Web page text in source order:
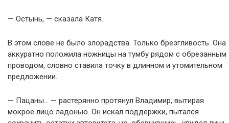
— Остынь, — сказала Катя.
В этом слове не было злорадства. Только брезгливость. Она
аккуратно положила ножницы на тумбу рядом с обрезанным
проводом, словно ставила точку в длинном и утомительном
предложении.
— Пацаны… — растерянно протянул Владимир, вытирая
мокрое лицо ладонью. Он искал поддержки, пытался